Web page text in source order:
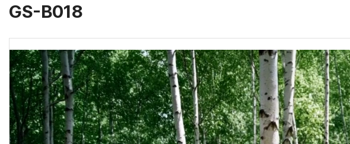
GS-B018